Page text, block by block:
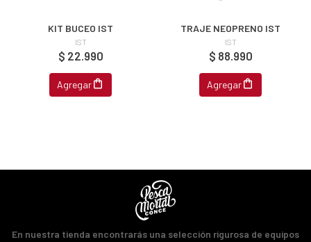
KIT BUCEO IST
IST
$ 22.990
Agregar
TRAJE NEOPRENO IST
IST
$ 88.990
Agregar
En nuestra tienda encontrarás una selección rigurosa de equipos